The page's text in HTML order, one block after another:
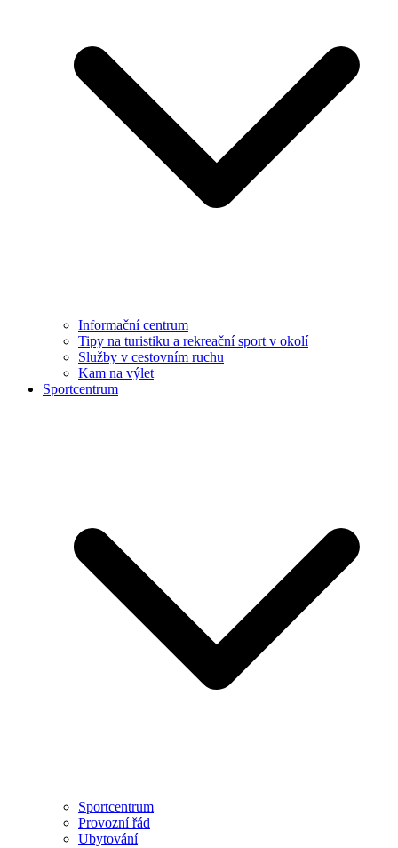
Informační centrum
Tipy na turistiku a rekreační sport v okolí
Služby v cestovním ruchu
Kam na výlet
Sportcentrum
Sportcentrum
Provozní řád
Ubytování